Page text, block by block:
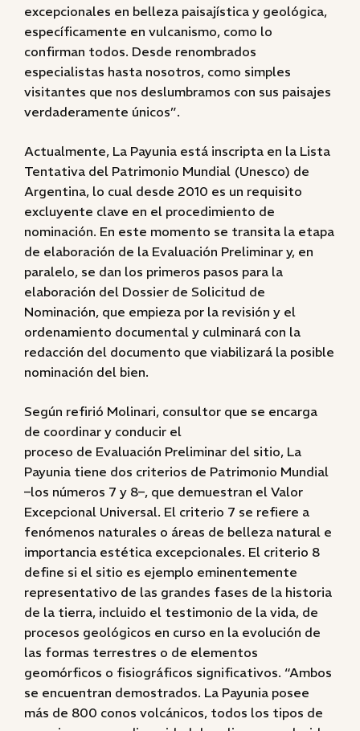
excepcionales en belleza paisajística y geológica,
específicamente en vulcanismo, como lo
confirman todos. Desde renombrados
especialistas hasta nosotros, como simples
visitantes que nos deslumbramos con sus paisajes
verdaderamente únicos”.
Actualmente, La Payunia está inscripta en la Lista
Tentativa del Patrimonio Mundial (Unesco) de
Argentina, lo cual desde 2010 es un requisito
excluyente clave en el procedimiento de
nominación. En este momento se transita la etapa
de elaboración de la Evaluación Preliminar y, en
paralelo, se dan los primeros pasos para la
elaboración del Dossier de Solicitud de
Nominación, que empieza por la revisión y el
ordenamiento documental y culminará con la
redacción del documento que viabilizará la posible
nominación del bien.
Según refirió Molinari, consultor que se encarga
de coordinar y conducir el
proceso de Evaluación Preliminar del sitio, La
Payunia tiene dos criterios de Patrimonio Mundial
–los números 7 y 8–, que demuestran el Valor
Excepcional Universal. El criterio 7 se refiere a
fenómenos naturales o áreas de belleza natural e
importancia estética excepcionales. El criterio 8
define si el sitio es ejemplo eminentemente
representativo de las grandes fases de la historia
de la tierra, incluido el testimonio de la vida, de
procesos geológicos en curso en la evolución de
las formas terrestres o de elementos
geomórficos o fisiográficos significativos. “Ambos
se encuentran demostrados. La Payunia posee
más de 800 conos volcánicos, todos los tipos de